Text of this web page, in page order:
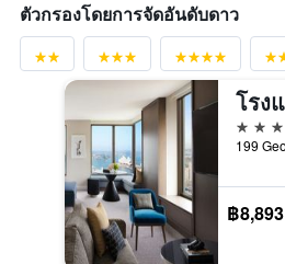
ตัวกรองโดยการจัดอันดับดาว
5 ดาว
฿8,893